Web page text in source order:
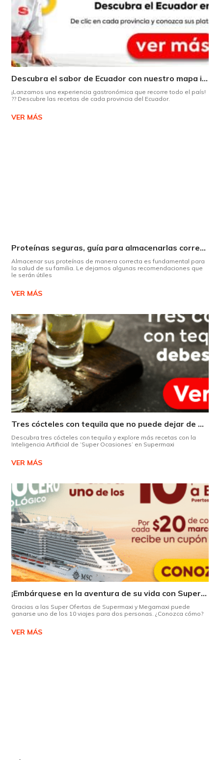
Descubra el sabor de Ecuador con nuestro mapa interactivo de recetas
¡Lanzamos una experiencia gastronómica que recorre todo el país!
?? Descubre las recetas de cada provincia del Ecuador.
VER MÁS
Proteínas seguras, guía para almacenarlas correctamente Copiar
Almacenar sus proteínas de manera correcta es fundamental para
la salud de su familia. Le dejamos algunas recomendaciones que
le serán útiles
VER MÁS
Tres cócteles con tequila que no puede dejar de probar gracias a nuestra IA.
Descubra tres cócteles con tequila y explore más recetas con la
Inteligencia Artificial de ‘Super Ocasiones’ en Supermaxi
VER MÁS
¡Embárquese en la aventura de su vida con Supermaxi!
Gracias a las Super Ofertas de Supermaxi y Megamaxi puede
ganarse uno de los 10 viajes para dos personas. ¿Conozca cómo?
VER MÁS